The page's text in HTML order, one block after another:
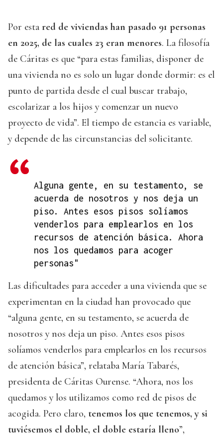
Por esta red de viviendas han pasado 91 personas
en 2025, de las cuales 23 eran menores. La filosofía
de Cáritas es que “para estas familias, disponer de
una vivienda no es solo un lugar donde dormir: es el
punto de partida desde el cual buscar trabajo,
escolarizar a los hijos y comenzar un nuevo
proyecto de vida”. El tiempo de estancia es variable,
y depende de las circunstancias del solicitante.
Alguna gente, en su testamento, se
acuerda de nosotros y nos deja un
piso. Antes esos pisos solíamos
venderlos para emplearlos en los
recursos de atención básica. Ahora
nos los quedamos para acoger
personas"
Las dificultades para acceder a una vivienda que se
experimentan en la ciudad han provocado que
“alguna gente, en su testamento, se acuerda de
nosotros y nos deja un piso. Antes esos pisos
solíamos venderlos para emplearlos en los recursos
de atención básica”, relataba María Tabarés,
presidenta de Cáritas Ourense. “Ahora, nos los
quedamos y los utilizamos como red de pisos de
acogida. Pero claro, tenemos los que tenemos, y si
tuviésemos el doble, el doble estaría lleno”,